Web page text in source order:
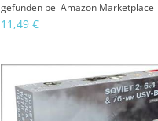
gefunden bei Amazon Marketplace
11,49 €